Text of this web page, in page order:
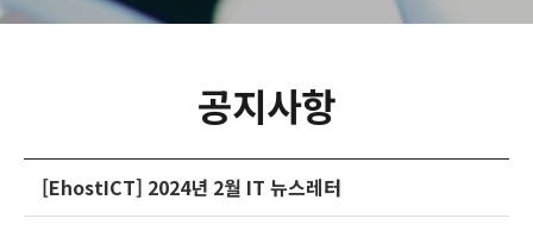
공지사항
[EhostICT] 2024년 2월 IT 뉴스레터